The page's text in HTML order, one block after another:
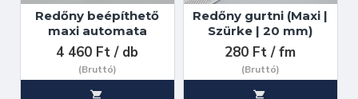
Redőny beépíthető
maxi automata
4 460 Ft / db
(Bruttó)
Redőny gurtni (Maxi |
Szürke | 20 mm)
280 Ft / fm
(Bruttó)